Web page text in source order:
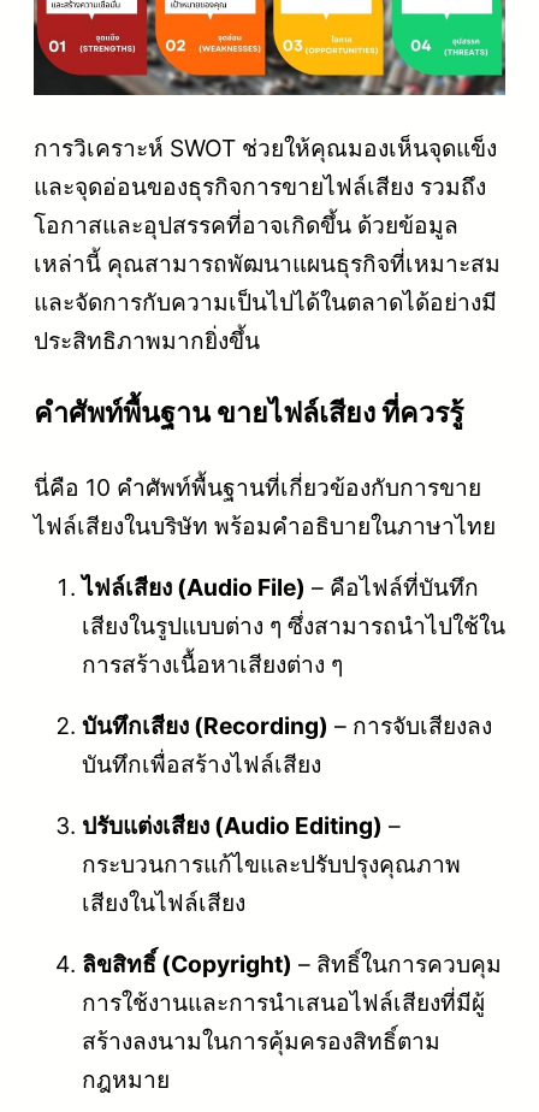
การวิเคราะห์ SWOT ช่วยให้คุณมองเห็นจุดแข็ง
และจุดอ่อนของธุรกิจการขายไฟล์เสียง รวมถึง
โอกาสและอุปสรรคที่อาจเกิดขึ้น ด้วยข้อมูล
เหล่านี้ คุณสามารถพัฒนาแผนธุรกิจที่เหมาะสม
และจัดการกับความเป็นไปได้ในตลาดได้อย่างมี
ประสิทธิภาพมากยิ่งขึ้น
คําศัพท์พื้นฐาน ขายไฟล์เสียง ที่ควรรู้
นี่คือ 10 คำศัพท์พื้นฐานที่เกี่ยวข้องกับการขาย
ไฟล์เสียงในบริษัท พร้อมคำอธิบายในภาษาไทย
ไฟล์เสียง (Audio File) – คือไฟล์ที่บันทึก
เสียงในรูปแบบต่าง ๆ ซึ่งสามารถนำไปใช้ใน
การสร้างเนื้อหาเสียงต่าง ๆ
บันทึกเสียง (Recording) – การจับเสียงลง
บันทึกเพื่อสร้างไฟล์เสียง
ปรับแต่งเสียง (Audio Editing) –
กระบวนการแก้ไขและปรับปรุงคุณภาพ
เสียงในไฟล์เสียง
ลิขสิทธิ์ (Copyright) – สิทธิ์ในการควบคุม
การใช้งานและการนำเสนอไฟล์เสียงที่มีผู้
สร้างลงนามในการคุ้มครองสิทธิ์ตาม
กฎหมาย